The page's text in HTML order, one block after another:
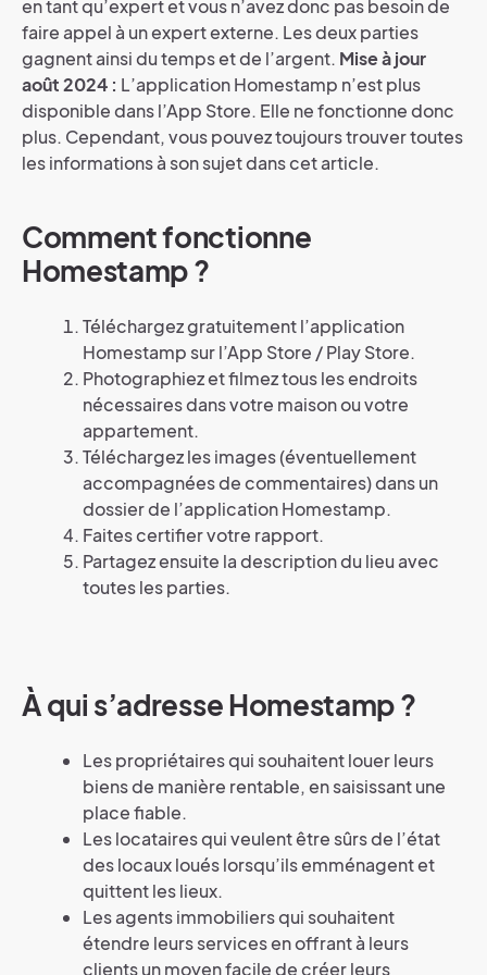
en tant qu’expert et vous n’avez donc pas besoin de
faire appel à un expert externe. Les deux parties
gagnent ainsi du temps et de l’argent. Mise à jour
août 2024 : L’application Homestamp n’est plus
disponible dans l’App Store. Elle ne fonctionne donc
plus. Cependant, vous pouvez toujours trouver toutes
les informations à son sujet dans cet article.
Comment fonctionne
Homestamp ?
Téléchargez gratuitement l’application
Homestamp sur l’App Store / Play Store.
Photographiez et filmez tous les endroits
nécessaires dans votre maison ou votre
appartement.
Téléchargez les images (éventuellement
accompagnées de commentaires) dans un
dossier de l’application Homestamp.
Faites certifier votre rapport.
Partagez ensuite la description du lieu avec
toutes les parties.
À qui s’adresse Homestamp ?
Les propriétaires qui souhaitent louer leurs
biens de manière rentable, en saisissant une
place fiable.
Les locataires qui veulent être sûrs de l’état
des locaux loués lorsqu’ils emménagent et
quittent les lieux.
Les agents immobiliers qui souhaitent
étendre leurs services en offrant à leurs
clients un moyen facile de créer leurs